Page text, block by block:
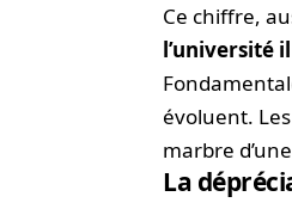
Ce chiffre,
l’université
évoluent.
marbre
La